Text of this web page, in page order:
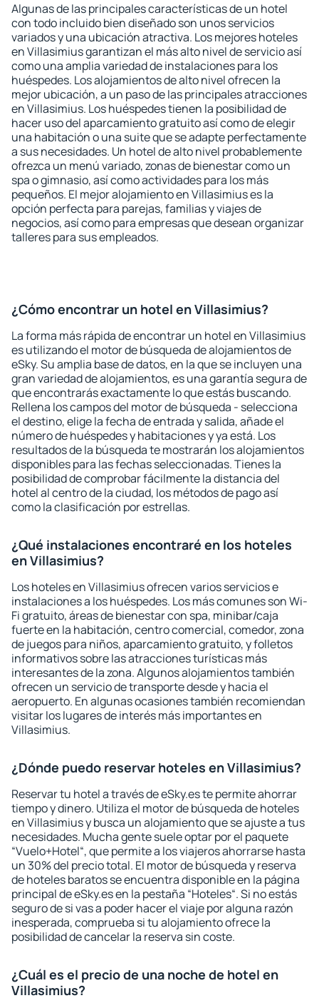
Algunas de las principales características de un hotel
con todo incluido bien diseñado son unos servicios
variados y una ubicación atractiva. Los mejores hoteles
en Villasimius garantizan el más alto nivel de servicio así
como una amplia variedad de instalaciones para los
huéspedes. Los alojamientos de alto nivel ofrecen la
mejor ubicación, a un paso de las principales atracciones
en Villasimius. Los huéspedes tienen la posibilidad de
hacer uso del aparcamiento gratuito así como de elegir
una habitación o una suite que se adapte perfectamente
a sus necesidades. Un hotel de alto nivel probablemente
ofrezca un menú variado, zonas de bienestar como un
spa o gimnasio, así como actividades para los más
pequeños. El mejor alojamiento en Villasimius es la
opción perfecta para parejas, familias y viajes de
negocios, así como para empresas que desean organizar
talleres para sus empleados.
¿Cómo encontrar un hotel en Villasimius?
La forma más rápida de encontrar un hotel en Villasimius
es utilizando el motor de búsqueda de alojamientos de
eSky. Su amplia base de datos, en la que se incluyen una
gran variedad de alojamientos, es una garantía segura de
que encontrarás exactamente lo que estás buscando.
Rellena los campos del motor de búsqueda - selecciona
el destino, elige la fecha de entrada y salida, añade el
número de huéspedes y habitaciones y ya está. Los
resultados de la búsqueda te mostrarán los alojamientos
disponibles para las fechas seleccionadas. Tienes la
posibilidad de comprobar fácilmente la distancia del
hotel al centro de la ciudad, los métodos de pago así
como la clasificación por estrellas.
¿Qué instalaciones encontraré en los hoteles
en Villasimius?
Los hoteles en Villasimius ofrecen varios servicios e
instalaciones a los huéspedes. Los más comunes son Wi-
Fi gratuito, áreas de bienestar con spa, minibar/caja
fuerte en la habitación, centro comercial, comedor, zona
de juegos para niños, aparcamiento gratuito, y folletos
informativos sobre las atracciones turísticas más
interesantes de la zona. Algunos alojamientos también
ofrecen un servicio de transporte desde y hacia el
aeropuerto. En algunas ocasiones también recomiendan
visitar los lugares de interés más importantes en
Villasimius.
¿Dónde puedo reservar hoteles en Villasimius?
Reservar tu hotel a través de eSky.es te permite ahorrar
tiempo y dinero. Utiliza el motor de búsqueda de hoteles
en Villasimius y busca un alojamiento que se ajuste a tus
necesidades. Mucha gente suele optar por el paquete
“Vuelo+Hotel“, que permite a los viajeros ahorrarse hasta
un 30% del precio total. El motor de búsqueda y reserva
de hoteles baratos se encuentra disponible en la página
principal de eSky.es en la pestaña “Hoteles“. Si no estás
seguro de si vas a poder hacer el viaje por alguna razón
inesperada, comprueba si tu alojamiento ofrece la
posibilidad de cancelar la reserva sin coste.
¿Cuál es el precio de una noche de hotel en
Villasimius?